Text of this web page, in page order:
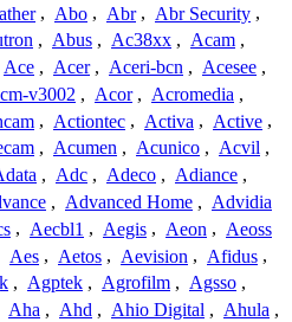
, Abo , Abr , Abr Security ,
, Abus , Ac38xx , Acam ,
Ace , Acer , Aceri-bcn , Acesee ,
v3002 , Acor , Acromedia ,
, Actiontec , Activa , Active ,
, Acumen , Acunico , Acvil ,
, Adc , Adeco , Adiance ,
, Advanced Home , Advidia
, Aecbl1 , Aegis , Aeon , Aeoss
Aes , Aetos , Aevision , Afidus ,
, Agptek , Agrofilm , Agsso ,
Aha , Ahd , Ahio Digital , Ahula ,